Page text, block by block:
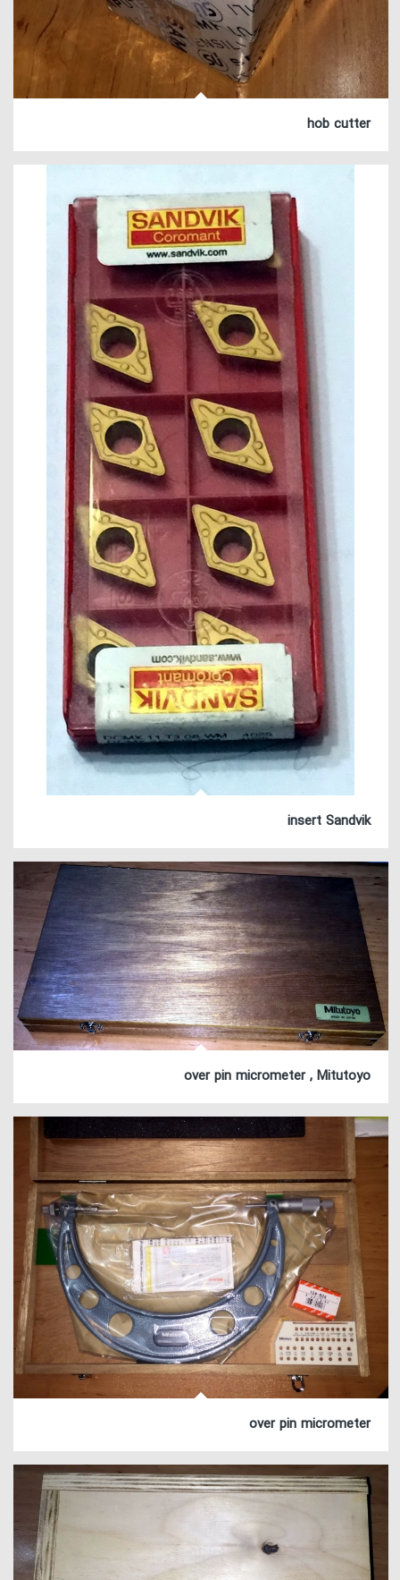
hob cutter
insert Sandvik
over pin micrometer , Mitutoyo
over pin micrometer